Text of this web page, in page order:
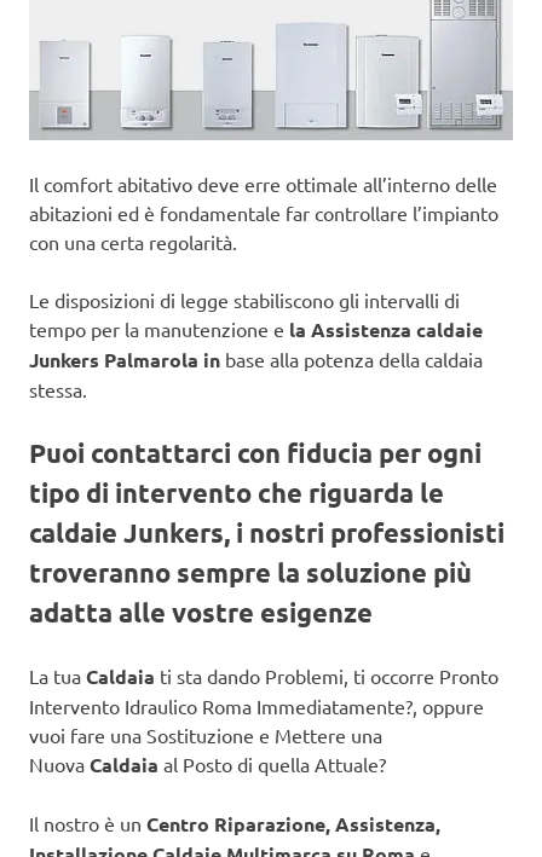
Il comfort abitativo deve erre ottimale all’interno delle
abitazioni ed è fondamentale far controllare l’impianto
con una certa regolarità.
Le disposizioni di legge stabiliscono gli intervalli di
tempo per la manutenzione e la Assistenza caldaie
Junkers Palmarola in base alla potenza della caldaia
stessa.
Puoi contattarci con fiducia per ogni
tipo di intervento che riguarda le
caldaie Junkers, i nostri professionisti
troveranno sempre la soluzione più
adatta alle vostre esigenze
La tua Caldaia ti sta dando Problemi, ti occorre Pronto
Intervento Idraulico Roma Immediatamente?, oppure
vuoi fare una Sostituzione e Mettere una
Nuova Caldaia al Posto di quella Attuale?
Il nostro è un Centro Riparazione, Assistenza,